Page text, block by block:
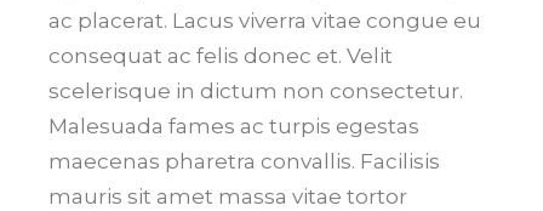
ac placerat. Lacus viverra vitae congue eu
consequat ac felis donec et. Velit
scelerisque in dictum non consectetur.
Malesuada fames ac turpis egestas
maecenas pharetra convallis. Facilisis
mauris sit amet massa vitae tortor